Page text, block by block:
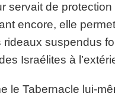
servait de
encore, elle
rideaux suspendus
Israélites à
le Tabernacle lui-